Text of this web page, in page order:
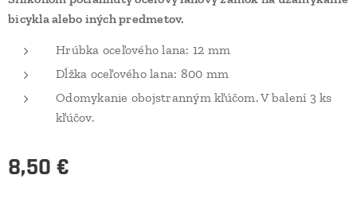
bicykla alebo iných predmetov.
Hrúbka oceľového lana: 12 mm
Dĺžka oceľového lana: 800 mm
Odomykanie obojstranným kľúčom. V balení 3 ks
kľúčov.
8,50 €